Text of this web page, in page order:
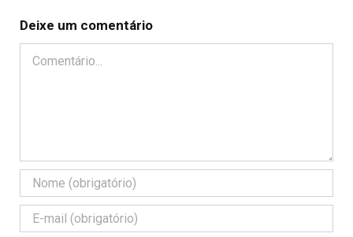
Deixe um comentário
Comentário